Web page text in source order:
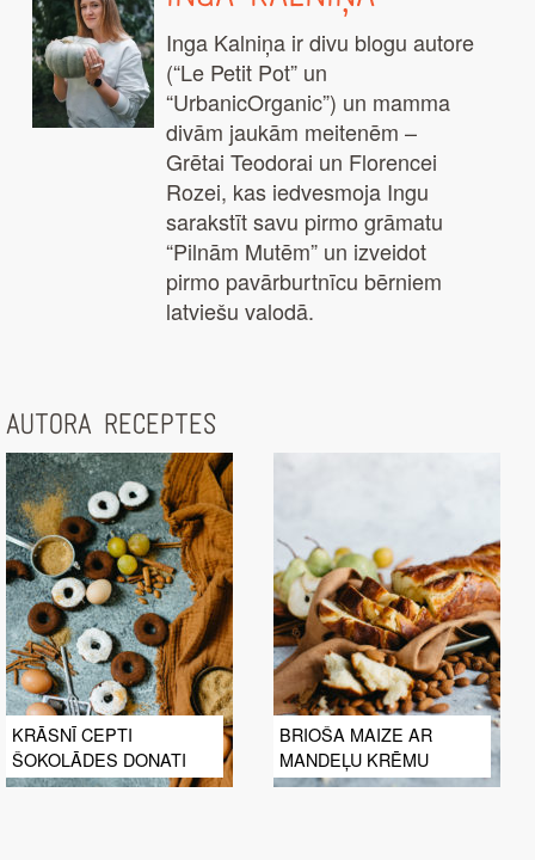
Inga Kalniņa ir divu blogu autore
(“Le Petit Pot” un
“UrbanicOrganic”) un mamma
divām jaukām meitenēm –
Grētai Teodorai un Florencei
Rozei, kas iedvesmoja Ingu
sarakstīt savu pirmo grāmatu
“Pilnām Mutēm” un izveidot
pirmo pavārburtnīcu bērniem
latviešu valodā.
AUTORA RECEPTES
KRĀSNĪ CEPTI
ŠOKOLĀDES DONATI
BRIOŠA MAIZE AR
MANDEĻU KRĒMU